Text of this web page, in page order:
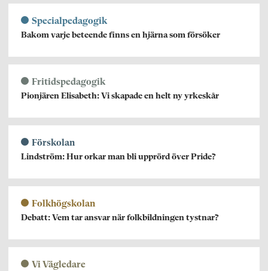
Specialpedagogik
Bakom varje beteende finns en hjärna som försöker
Fritidspedagogik
Pionjären Elisabeth: Vi skapade en helt ny yrkeskår
Förskolan
Lindström: Hur orkar man bli upprörd över Pride?
Folkhögskolan
Debatt: Vem tar ansvar när folkbildningen tystnar?
Vi Vägledare